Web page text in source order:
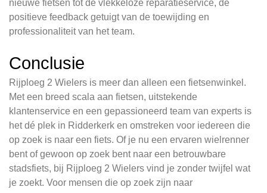
nieuwe fietsen tot de vlekkeloze reparatieservice, de
positieve feedback getuigt van de toewijding en
professionaliteit van het team.
Conclusie
Rijploeg 2 Wielers is meer dan alleen een fietsenwinkel.
Met een breed scala aan fietsen, uitstekende
klantenservice en een gepassioneerd team van experts is
het dé plek in Ridderkerk en omstreken voor iedereen die
op zoek is naar een fiets. Of je nu een ervaren wielrenner
bent of gewoon op zoek bent naar een betrouwbare
stadsfiets, bij Rijploeg 2 Wielers vind je zonder twijfel wat
je zoekt. Voor mensen die op zoek zijn naar